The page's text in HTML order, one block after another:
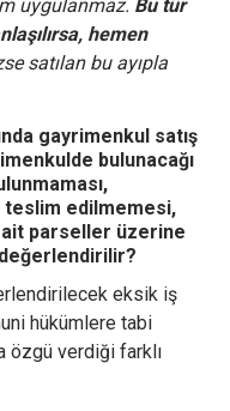
uygulanmaz. Bu tür
hemen
satılan bu ayıpla
gayrimenkul satış
bulunacağı
teslim edilmemesi,
ait parseller üzerine
değerlendirilir?
eksik iş
hükümlere tabi
özgü verdiği farklı